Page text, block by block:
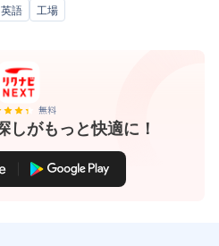
英語 工場
しがもっと快適に！